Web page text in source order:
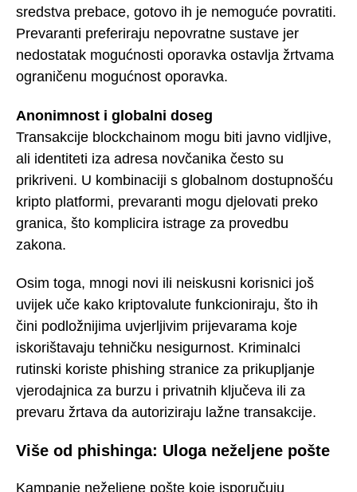
sredstva prebace, gotovo ih je nemoguće povratiti.
Prevaranti preferiraju nepovratne sustave jer
nedostatak mogućnosti oporavka ostavlja žrtvama
ograničenu mogućnost oporavka.
Anonimnost i globalni doseg
Transakcije blockchainom mogu biti javno vidljive,
ali identiteti iza adresa novčanika često su
prikriveni. U kombinaciji s globalnom dostupnošću
kripto platformi, prevaranti mogu djelovati preko
granica, što komplicira istrage za provedbu
zakona.
Osim toga, mnogi novi ili neiskusni korisnici još
uvijek uče kako kriptovalute funkcioniraju, što ih
čini podložnijima uvjerljivim prijevarama koje
iskorištavaju tehničku nesigurnost. Kriminalci
rutinski koriste phishing stranice za prikupljanje
vjerodajnica za burzu i privatnih ključeva ili za
prevaru žrtava da autoriziraju lažne transakcije.
Više od phishinga: Uloga neželjene pošte
Kampanje neželjene pošte koje isporučuju